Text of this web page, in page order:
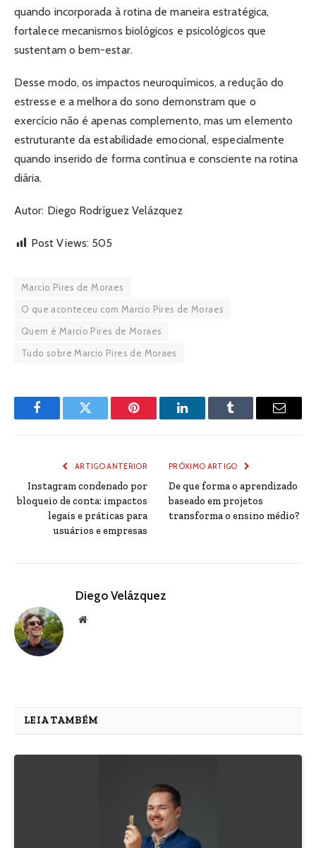
quando incorporada à rotina de maneira estratégica,
fortalece mecanismos biológicos e psicológicos que
sustentam o bem-estar.
Desse modo, os impactos neuroquímicos, a redução do
estresse e a melhora do sono demonstram que o
exercício não é apenas complemento, mas um elemento
estruturante da estabilidade emocional, especialmente
quando inserido de forma contínua e consciente na rotina
diária.
Autor: Diego Rodríguez Velázquez
Post Views: 505
Marcio Pires de Moraes
O que aconteceu com Marcio Pires de Moraes
Quem é Marcio Pires de Moraes
Tudo sobre Marcio Pires de Moraes
FacebookTwitter Pinterest LinkedInTumblr Email
ARTIGO ANTERIOR
Instagram condenado por
bloqueio de conta: impactos
legais e práticas para
usuários e empresas
PRÓXIMO ARTIGO
De que forma o aprendizado
baseado em projetos
transforma o ensino médio?
Diego Velázquez
Website
LEIA TAMBÉM